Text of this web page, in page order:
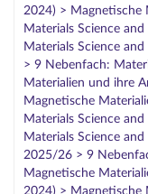
2024) > Magnetische
Materials Science
Materials Science
> 9 Nebenfach:
Materialien und ihre
Magnetische
Materials Science
Materials Science
2025/26 > 9
Magnetische
2024) > Magnetische